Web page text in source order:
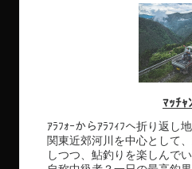
ﾏｯﾁｬ
ｱﾗﾌｫｰからｱﾗﾌｨﾌへ折り返し地
関東近郊河川を中心として
しつつ、鮎釣りを楽しんでい